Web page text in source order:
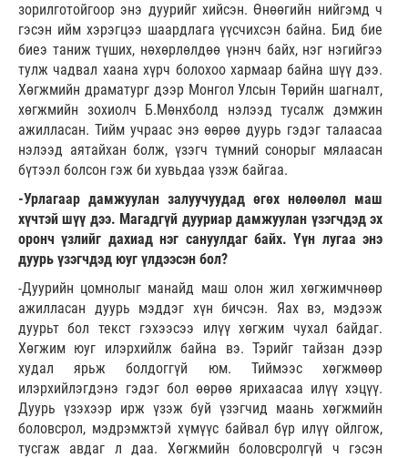
зорилготойгоор энэ дуурийг хийсэн. Өнөөгийн нийгэмд ч
гэсэн ийм хэрэгцээ шаардлага үүсчихсэн байна. Бид бие
биеэ таниж түших, нөхөрлөлдөө үнэнч байх, нэг нэгийгээ
тулж чадвал хаана хүрч болохоо хармаар байна шүү дээ.
Хөгжмийн драматург дээр Монгол Улсын Төрийн шагналт,
хөгжмийн зохиолч Б.Мөнхболд нэлээд тусалж дэмжин
ажилласан. Тийм учраас энэ өөрөө дуурь гэдэг талаасаа
нэлээд аятайхан болж, үзэгч түмний сонорыг мялаасан
бүтээл болсон гэж би хувьдаа үзэж байгаа.
-Урлагаар дамжуулан залуучуудад өгөх нөлөөлөл маш
хүчтэй шүү дээ. Магадгүй дууриар дамжуулан үзэгчдэд эх
оронч үзлийг дахиад нэг сануулдаг байх. Үүн лугаа энэ
дуурь үзэгчдэд юуг үлдээсэн бол?
-Дуурийн цомнолыг манайд маш олон жил хөгжимчнөөр
ажилласан дуурь мэддэг хүн бичсэн. Яах вэ, мэдээж
дуурьт бол текст гэхээсээ илүү хөгжим чухал байдаг.
Хөгжим юуг илэрхийлж байна вэ. Тэрийг тайзан дээр
худал ярьж болдоггүй юм. Тиймээс хөгжмөөр
илэрхийлэгдэнэ гэдэг бол өөрөө ярихаасаа илүү хэцүү.
Дуурь үзэхээр ирж үзэж буй үзэгчид маань хөгжмийн
боловсрол, мэдрэмжтэй хүмүүс байвал бүр илүү ойлгож,
тусгаж авдаг л даа. Хөгжмийн боловсролгүй ч гэсэн